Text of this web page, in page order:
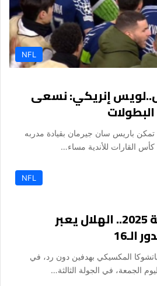
NFL
إنريكي: نسعى
باريس سان جيرمان بقيادة مدربه
القارات للأندية مساء…
NFL
كأس العالم للأندية 2025.. الهلال يعبر
المكسيكي بهدفين دون رد، في
الجمعة، في الجولة الثالثة…